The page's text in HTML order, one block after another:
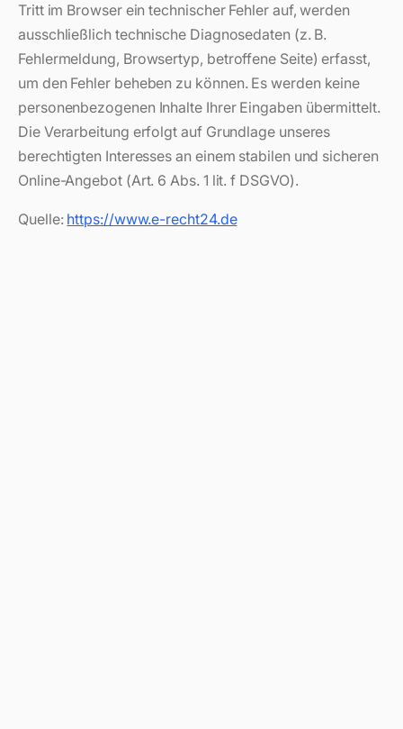
Tritt im Browser ein technischer Fehler auf, werden
ausschließlich technische Diagnosedaten (z. B.
Fehlermeldung, Browsertyp, betroffene Seite) erfasst,
um den Fehler beheben zu können. Es werden keine
personenbezogenen Inhalte Ihrer Eingaben übermittelt.
Die Verarbeitung erfolgt auf Grundlage unseres
berechtigten Interesses an einem stabilen und sicheren
Online-Angebot (Art. 6 Abs. 1 lit. f DSGVO).
Quelle: https://www.e-recht24.de